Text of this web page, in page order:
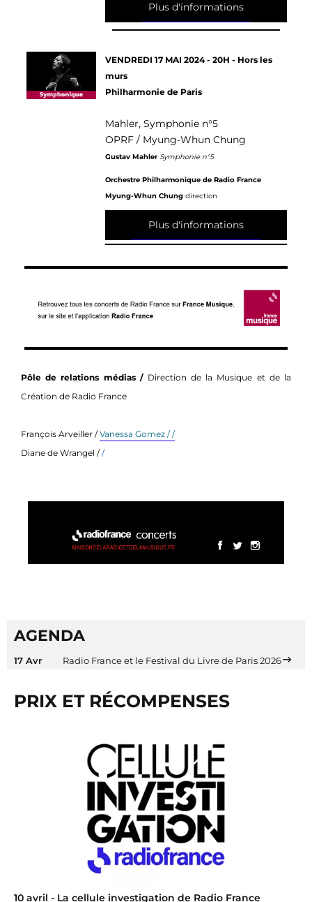
Plus d'informations
VENDREDI 17 MAI 2024 - 20H - Hors les
murs
Philharmonie de Paris
Mahler, Symphonie n°5
OPRF / Myung-Whun Chung
Gustav Mahler Symphonie n°5
Orchestre Philharmonique de Radio France
Myung-Whun Chungdirection
Plus d'informations
Pôle de relations médias / Direction de la Musique et de la
Création de Radio France
François Arveiller /Vanessa Gomez / /
Diane de Wrangel //
AGENDA
17 Avr Radio France et le Festival du Livre de Paris 2026
PRIX ET RÉCOMPENSES
10 avril - La cellule investigation de Radio France